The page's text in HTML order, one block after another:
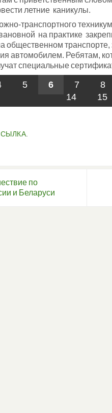
летние каникулы.
транспортного
на практике
общественном
автомобилем. Ребятам,
специальные
5 6 7 8
14
15
по
и Беларуси